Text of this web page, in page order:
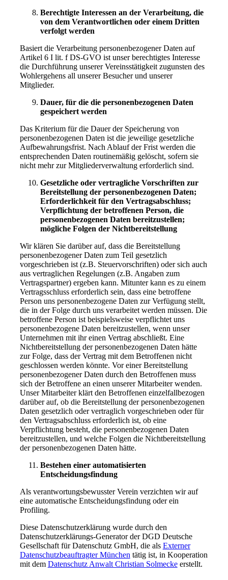
Berechtigte Interessen an der Verarbeitung, die
von dem Verantwortlichen oder einem Dritten
verfolgt werden
Basiert die Verarbeitung personenbezogener Daten auf
Artikel 6 I lit. f DS-GVO ist unser berechtigtes Interesse
die Durchführung unserer Vereinsstätigkeit zugunsten des
Wohlergehens all unserer Besucher und unserer
Mitglieder.
Dauer, für die die personenbezogenen Daten
gespeichert werden
Das Kriterium für die Dauer der Speicherung von
personenbezogenen Daten ist die jeweilige gesetzliche
Aufbewahrungsfrist. Nach Ablauf der Frist werden die
entsprechenden Daten routinemäßig gelöscht, sofern sie
nicht mehr zur Mitgliederverwaltung erforderlich sind.
Gesetzliche oder vertragliche Vorschriften zur
Bereitstellung der personenbezogenen Daten;
Erforderlichkeit für den Vertragsabschluss;
Verpflichtung der betroffenen Person, die
personenbezogenen Daten bereitzustellen;
mögliche Folgen der Nichtbereitstellung
Wir klären Sie darüber auf, dass die Bereitstellung
personenbezogener Daten zum Teil gesetzlich
vorgeschrieben ist (z.B. Steuervorschriften) oder sich auch
aus vertraglichen Regelungen (z.B. Angaben zum
Vertragspartner) ergeben kann. Mitunter kann es zu einem
Vertragsschluss erforderlich sein, dass eine betroffene
Person uns personenbezogene Daten zur Verfügung stellt,
die in der Folge durch uns verarbeitet werden müssen. Die
betroffene Person ist beispielsweise verpflichtet uns
personenbezogene Daten bereitzustellen, wenn unser
Unternehmen mit ihr einen Vertrag abschließt. Eine
Nichtbereitstellung der personenbezogenen Daten hätte
zur Folge, dass der Vertrag mit dem Betroffenen nicht
geschlossen werden könnte. Vor einer Bereitstellung
personenbezogener Daten durch den Betroffenen muss
sich der Betroffene an einen unserer Mitarbeiter wenden.
Unser Mitarbeiter klärt den Betroffenen einzelfallbezogen
darüber auf, ob die Bereitstellung der personenbezogenen
Daten gesetzlich oder vertraglich vorgeschrieben oder für
den Vertragsabschluss erforderlich ist, ob eine
Verpflichtung besteht, die personenbezogenen Daten
bereitzustellen, und welche Folgen die Nichtbereitstellung
der personenbezogenen Daten hätte.
Bestehen einer automatisierten
Entscheidungsfindung
Als verantwortungsbewusster Verein verzichten wir auf
eine automatische Entscheidungsfindung oder ein
Profiling.
Diese Datenschutzerklärung wurde durch den
Datenschutzerklärungs-Generator der DGD Deutsche
Gesellschaft für Datenschutz GmbH, die als Externer
Datenschutzbeauftragter München tätig ist, in Kooperation
mit dem Datenschutz Anwalt Christian Solmeckeerstellt.